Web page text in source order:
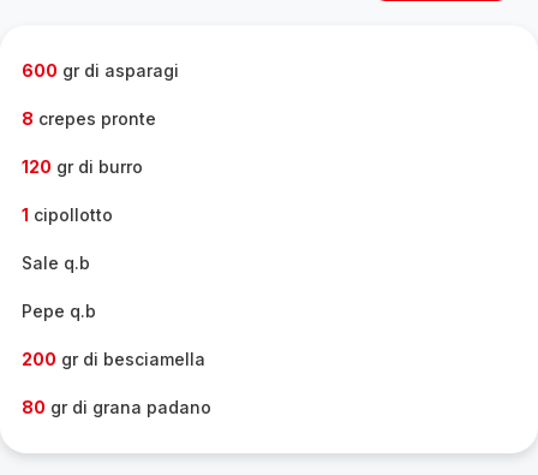
600 gr di asparagi
8 crepes pronte
120 gr di burro
1 cipollotto
Sale q.b
Pepe q.b
200 gr di besciamella
80 gr di grana padano